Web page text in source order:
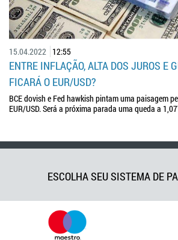
15.04.2022 12:55
ENTRE INFLAÇÃO, ALTA DOS JUROS E
FICARÁ O EUR/USD?
BCE dovish e Fed hawkish pintam uma paisagem
EUR/USD. Será a próxima parada uma queda a
ESCOLHA SEU SISTEMA DE